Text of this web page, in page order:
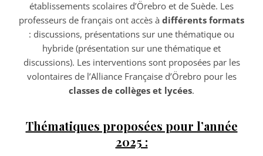
établissements scolaires d’Örebro et de Suède. Les
professeurs de français ont accès à différents formats
: discussions, présentations sur une thématique ou
hybride (présentation sur une thématique et
discussions). Les interventions sont proposées par les
volontaires de l’Alliance Française d’Örebro pour les
classes de collèges et lycées.
Thématiques proposées pour l’année
2025 :